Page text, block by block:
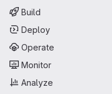
Build
Deploy
Operate
Monitor
Analyze